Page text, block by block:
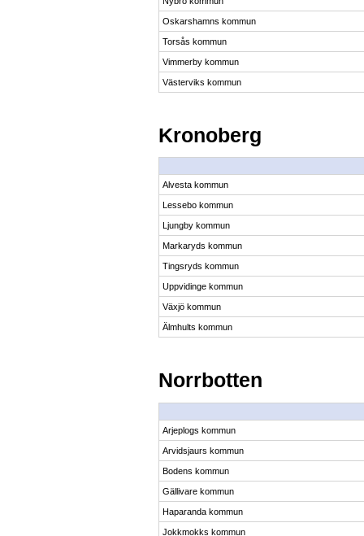
Oskarshamns kommun
Torsås kommun
Vimmerby kommun
Västerviks kommun
Kronoberg
Alvesta kommun
Lessebo kommun
Ljungby kommun
Markaryds kommun
Tingsryds kommun
Uppvidinge kommun
Växjö kommun
Älmhults kommun
Norrbotten
Arjeplogs kommun
Arvidsjaurs kommun
Bodens kommun
Gällivare kommun
Haparanda kommun
Jokkmokks kommun